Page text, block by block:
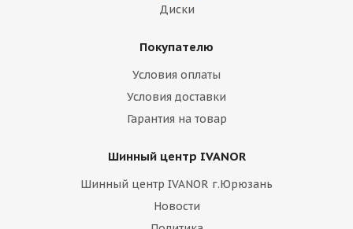
Диски
Покупателю
Условия оплаты
Условия доставки
Гарантия на товар
Шинный центр IVANOR
Шинный центр IVANOR г.Юрюзань
Новости